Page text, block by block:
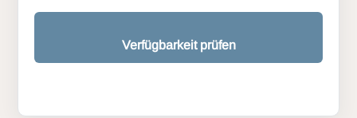
Verfügbarkeit prüfen